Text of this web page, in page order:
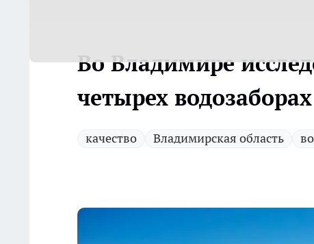
Во Владимире
четырех водозаборах
качество Владимирская область